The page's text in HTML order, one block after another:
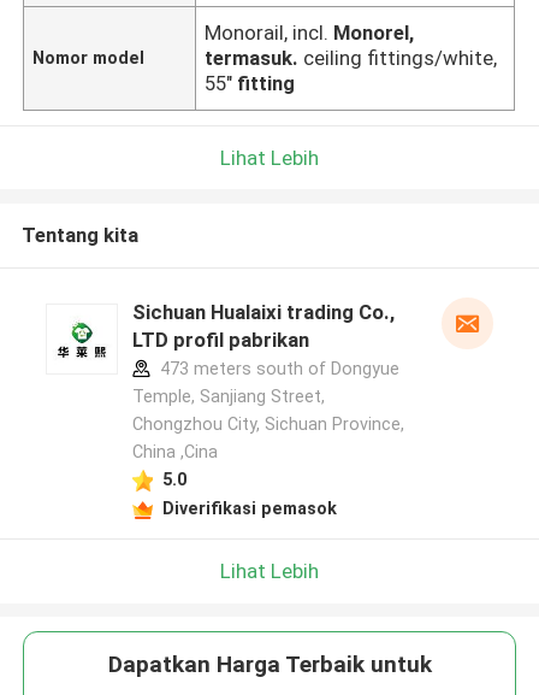
Nomor model
Monorail, incl. Monorel,
termasuk. ceiling fittings/white,
55" fitting
Lihat Lebih
Tentang kita
Sichuan Hualaixi trading Co.,
LTD profil pabrikan
473 meters south of Dongyue
Temple, Sanjiang Street,
Chongzhou City, Sichuan Province,
China ,Cina
5.0
Diverifikasi pemasok
Lihat Lebih
Dapatkan Harga Terbaik untuk